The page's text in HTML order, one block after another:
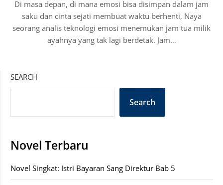
Di masa depan, di mana emosi bisa disimpan dalam jam
saku dan cinta sejati membuat waktu berhenti, Naya
seorang analis teknologi emosi menemukan jam tua milik
ayahnya yang tak lagi berdetak. Jam…
SEARCH
Search
Novel Terbaru
Novel Singkat: Istri Bayaran Sang Direktur Bab 5